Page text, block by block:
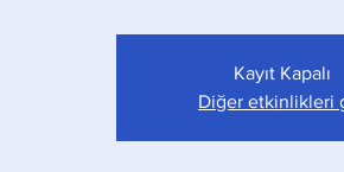
Kayıt Kapalı
Diğer etkinlikleri